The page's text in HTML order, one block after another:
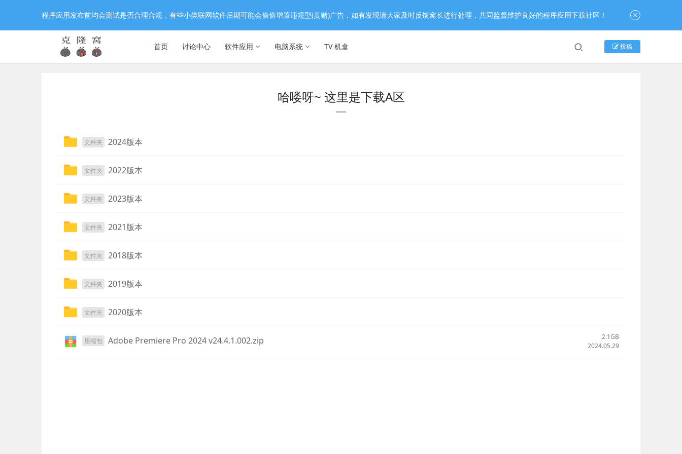
首页 讨论中心 软件应用 电脑系统 TV 机盒 投稿
哈喽呀~ 这里是下载A区
文件夹 2024版本
文件夹 2022版本
文件夹 2023版本
文件夹 2021版本
文件夹 2018版本
文件夹 2019版本
文件夹 2020版本
压缩包 Adobe Premiere Pro 2024 v24.4.1.002.zip
2.1GB
2024.05.29
程序应用发布前均会测试是否合理合规，有些小类联网软件后期可能会偷偷增置违规型(黄赌)广告，如有发现请大家及时反馈窝长进行处理，共同监督维护良好的程序应用下载社区！